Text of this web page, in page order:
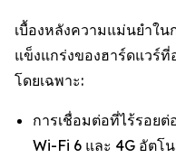
เบื้องหลังความแม่นย
แข็งแกร่งของฮาร์ดแวร์
โดยเฉพาะ:
การเชื่อมต่อที่ไร้รอยต่
Wi-Fi 6 และ 4G อัตโ